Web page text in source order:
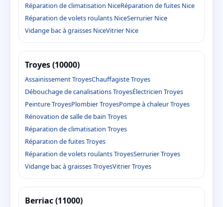
Réparation de climatisation NiceRéparation de fuites Nice
Réparation de volets roulants NiceSerrurier Nice
Vidange bac à graisses NiceVitrier Nice
Troyes (10000)
Assainissement TroyesChauffagiste Troyes
Débouchage de canalisations TroyesÉlectricien Troyes
Peinture TroyesPlombier TroyesPompe à chaleur Troyes
Rénovation de salle de bain Troyes
Réparation de climatisation Troyes
Réparation de fuites Troyes
Réparation de volets roulants TroyesSerrurier Troyes
Vidange bac à graisses TroyesVitrier Troyes
Berriac (11000)